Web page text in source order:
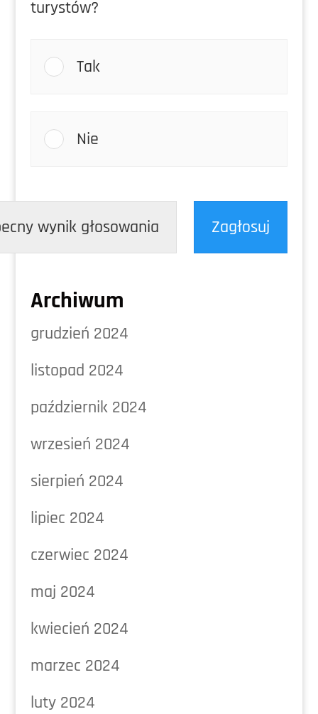
turystów?
Tak
Nie
wynik głosowania Zagłosuj
Archiwum
grudzień 2024
listopad 2024
październik 2024
wrzesień 2024
sierpień 2024
lipiec 2024
czerwiec 2024
maj 2024
kwiecień 2024
marzec 2024
luty 2024